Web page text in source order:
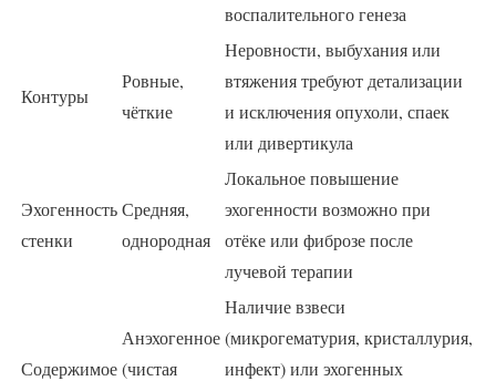
воспалительного генеза
Контуры
Ровные,
чёткие
Неровности, выбухания или
втяжения требуют детализации
и исключения опухоли, спаек
или дивертикула
Эхогенность
стенки
Средняя,
однородная
Локальное повышение
эхогенности возможно при
отёке или фиброзе после
лучевой терапии
Содержимое
Анэхогенное
(чистая
Наличие взвеси
(микрогематурия, кристаллурия,
инфект) или эхогенных